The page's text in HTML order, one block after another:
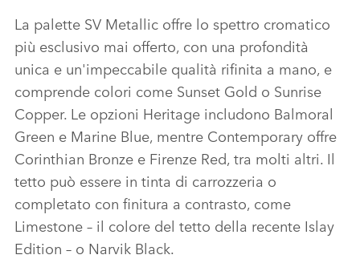
La palette SV Metallic offre lo spettro cromatico
più esclusivo mai offerto, con una profondità
unica e un'impeccabile qualità rifinita a mano, e
comprende colori come Sunset Gold o Sunrise
Copper. Le opzioni Heritage includono Balmoral
Green e Marine Blue, mentre Contemporary offre
Corinthian Bronze e Firenze Red, tra molti altri. Il
tetto può essere in tinta di carrozzeria o
completato con finitura a contrasto, come
Limestone – il colore del tetto della recente Islay
Edition – o Narvik Black.